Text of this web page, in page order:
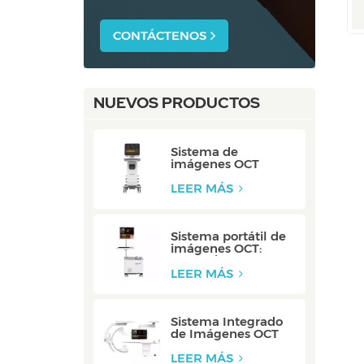
CONTÁCTENOS
NUEVOS PRODUCTOS
Sistema de
imágenes OCT
multimodal:
P80/P80-E
LEER MÁS
Sistema portátil de
imágenes OCT:
Mobile/Mobile-E
LEER MÁS
Sistema Integrado
de Imágenes OCT
Multimodal:
Integrado
LEER MÁS